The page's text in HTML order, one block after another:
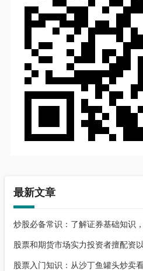
最新文章
炒股必备常识：了解证券基础知识
股票和期货市场实力投资者擅配资
股票入门知识：从沙丁鱼罐头炒卖